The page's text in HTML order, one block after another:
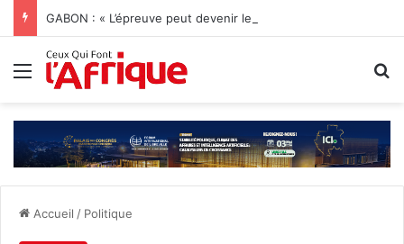
Menu
Accueil / Politique